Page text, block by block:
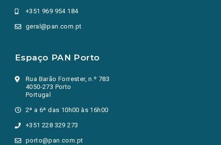
+351 969 954 184
geral@pan.com.pt
Espaço PAN Porto
Rua Barão Forrester, n.º 783
4050-273 Porto
Portugal
2ª a 6ª das 10h00 às 16h00
+351 228 329 273
porto@pan.com.pt